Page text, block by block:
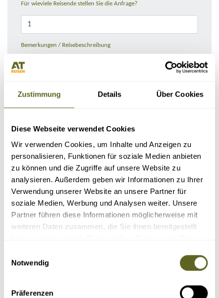
Zustimmung Details Über Cookies
Diese Webseite verwendet Cookies
Wir verwenden Cookies, um Inhalte und Anzeigen zu
personalisieren, Funktionen für soziale Medien anbieten
zu können und die Zugriffe auf unsere Website zu
analysieren. Außerdem geben wir Informationen zu Ihrer
Verwendung unserer Website an unsere Partner für
soziale Medien, Werbung und Analysen weiter. Unsere
Partner führen diese Informationen möglicherweise mit
weiteren Daten zusammen, die Sie ihnen bereitgestellt
Notwendig
Präferenzen
Für wieviele Reisende stellen Sie die Anfrage?
Bemerkungen / Reisebeschreibung
KONTAKTDATEN